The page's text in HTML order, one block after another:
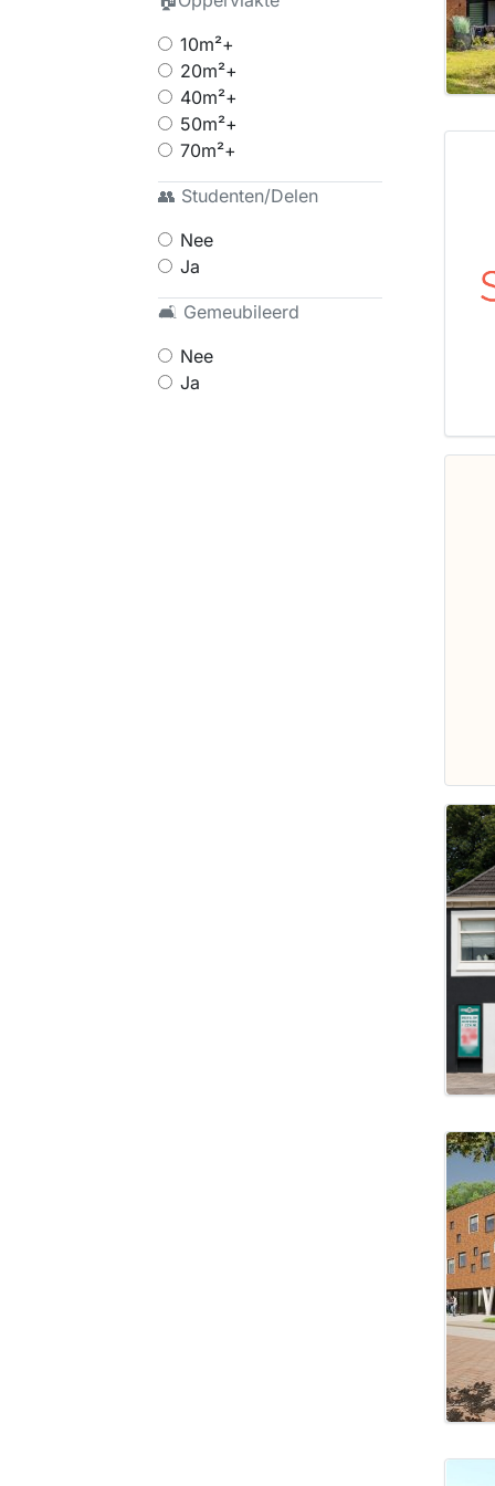
10m²+
20m²+
40m²+
50m²+
70m²+
👥 Studenten/Delen
Nee
Ja
🛋 Gemeubileerd
Nee
Ja